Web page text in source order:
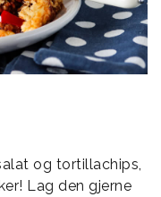
og tortillachips,
Lag den gjerne